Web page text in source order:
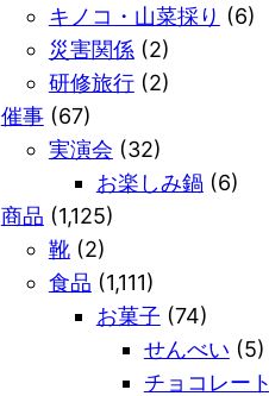
キノコ・山菜採り (6)
災害関係 (2)
研修旅行(2)
催事(67)
実演会 (32)
お楽しみ鍋 (6)
商品 (1,125)
靴(2)
食品 (1,111)
お菓子 (74)
せんべい (5)
チョコレート